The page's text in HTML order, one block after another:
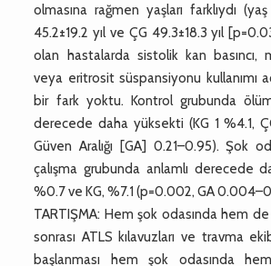
olmasına rağmen yaşları farklıydı
45.2±19.2 yıl ve ÇG 49.3±18.3 yıl
olan hastalarda sistolik kan basıncı,
veya eritrosit süspansiyonu kullanımı
bir fark yoktu. Kontrol grubunda ölüm
derecede daha yüksekti (KG 1 %4.1,
Güven Aralığı [GA] 0.21–0.95). Şok
çalışma grubunda anlamlı derecede
%0.7 ve KG, %7.1 (p=0.002, GA
TARTIŞMA: Hem şok odasında hem
sonrası ATLS kılavuzları ve travma
başlanması hem şok odasında